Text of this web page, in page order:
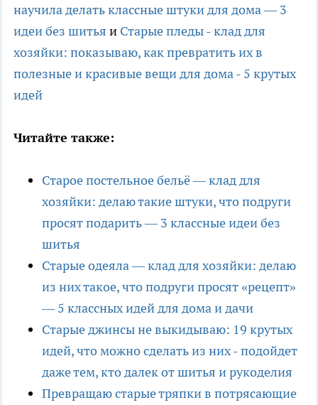
научила делать классные штуки для дома — 3
идеи без шитья и Старые пледы - клад для
хозяйки: показываю, как превратить их в
полезные и красивые вещи для дома - 5 крутых
идей
Читайте также:
Старое постельное бельё — клад для
хозяйки: делаю такие штуки, что подруги
просят подарить — 3 классные идеи без
шитья
Старые одеяла — клад для хозяйки: делаю
из них такое, что подруги просят «рецепт»
— 5 классных идей для дома и дачи
Старые джинсы не выкидываю: 19 крутых
идей, что можно сделать из них - подойдет
даже тем, кто далек от шитья и рукоделия
Превращаю старые тряпки в потрясающие